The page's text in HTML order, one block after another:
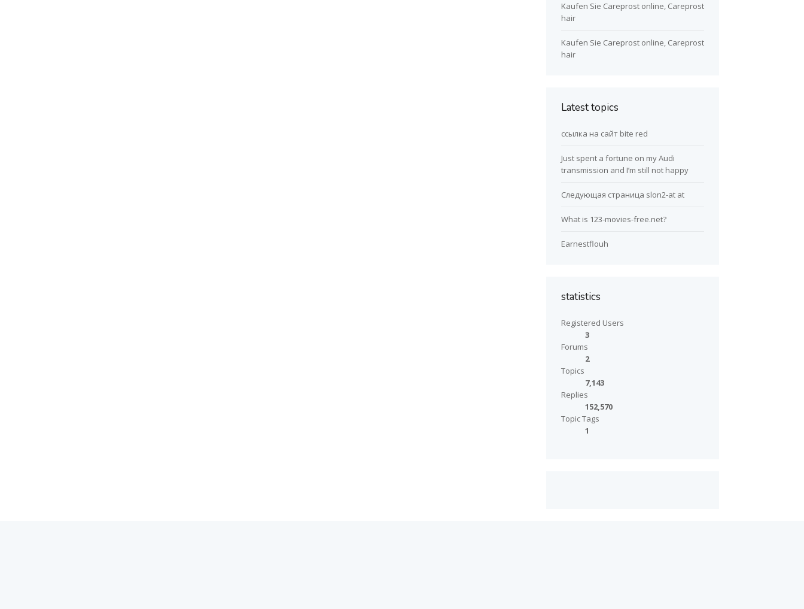
Kaufen Sie Careprost online, Careprost
hair
Kaufen Sie Careprost online, Careprost
hair
Latest topics
ссылка на сайт bite red
Just spent a fortune on my Audi
transmission and I’m still not happy
Следующая страница slon2-at at
What is 123-movies-free.net?
Earnestflouh
statistics
Registered Users
3
Forums
2
Topics
7,143
Replies
152,570
Topic Tags
1